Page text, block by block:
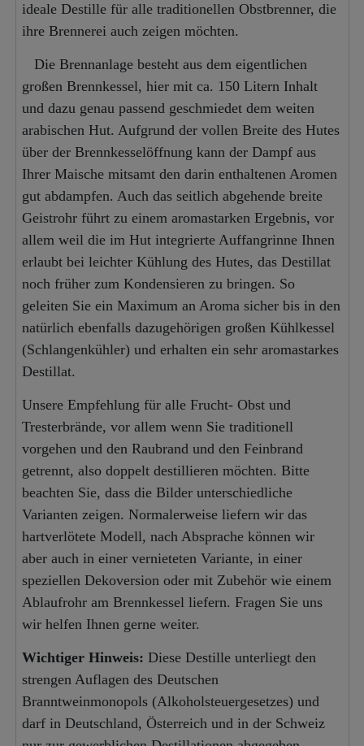
ideale Destille für alle traditionellen Obstbrenner, die
ihre Brennerei auch zeigen möchten.
Die Brennanlage besteht aus dem eigentlichen
großen Brennkessel, hier mit ca. 150 Litern Inhalt
und dazu genau passend geschmiedet dem weiten
arabischen Hut. Aufgrund der vollen Breite des Hutes
über der Brennkesselöffnung kann der Dampf aus
Ihrer Maische mitsamt den darin enthaltenen Aromen
gut abdampfen. Auch das seitlich abgehende breite
Geistrohr führt zu einem aromastarken Ergebnis, vor
allem weil die im Hut integrierte Auffangrinne Ihnen
erlaubt bei leichter Kühlung des Hutes, das Destillat
noch früher zum Kondensieren zu bringen. So
geleiten Sie ein Maximum an Aroma sicher bis in den
natürlich ebenfalls dazugehörigen großen Kühlkessel
(Schlangenkühler) und erhalten ein sehr aromastarkes
Destillat.
Unsere Empfehlung für alle Frucht- Obst und
Tresterbrände, vor allem wenn Sie traditionell
vorgehen und den Raubrand und den Feinbrand
getrennt, also doppelt destillieren möchten. Bitte
beachten Sie, dass die Bilder unterschiedliche
Varianten zeigen. Normalerweise liefern wir das
hartverlötete Modell, nach Absprache können wir
aber auch in einer vernieteten Variante, in einer
speziellen Dekoversion oder mit Zubehör wie einem
Ablaufrohr am Brennkessel liefern. Fragen Sie uns
wir helfen Ihnen gerne weiter.
Wichtiger Hinweis: Diese Destille unterliegt den
strengen Auflagen des Deutschen
Branntweinmonopols (Alkoholsteuergesetzes) und
darf in Deutschland, Österreich und in der Schweiz